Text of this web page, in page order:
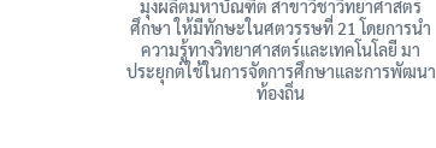
มุ่งผลิตมหาบัณฑิต สาขาวิชาวิทยาศาสตร์
ศึกษา ให้มีทักษะในศตวรรษที่ 21 โดยการนำ
ความรู้ทางวิทยาศาสตร์และเทคโนโลยี มา
ประยุกต์ใช้ในการจัดการศึกษาและการพัฒนา
ท้องถิ่น